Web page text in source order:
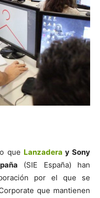
que Lanzadera y Sony
(SIE España) han
por el que se
que mantienen